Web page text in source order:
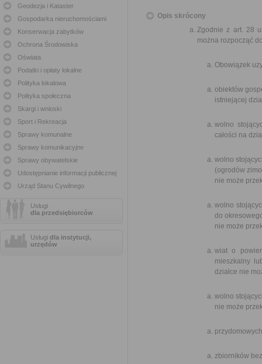
Geodezja i Kataster
Gospodarka nieruchomościami
Konserwacja zabytków
Ochrona Środowiska
Oświata
Podatki i opłaty lokalne
Polityka lokalowa
Polityka społeczna
Skargi i wnioski
Sport i Rekreacja
Sprawy komunalne
Sprawy komunikacyjne
Sprawy obywatelskie
Udostępnianie informacji publicznej
Urząd Stanu Cywilnego
Usługi
dla przedsiębiorców
Usługi dla instytucji,
urzędów
Opis skrócony
Zgodnie z art. 28
można rozpocząć
Obowiązek
obiektów
istniejącej
wolno
całości na
wolno
(ogrodów
nie może
wolno
do
nie może
wiat o
mieszkalny
działce nie
wolno
nie może
zbiorników